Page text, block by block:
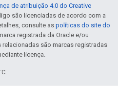
de atribuição 4.0 do Creative
são licenciadas de acordo com a
consulte as políticas do site do
registrada da Oracle e/ou
relacionadas são marcas registradas
licença.